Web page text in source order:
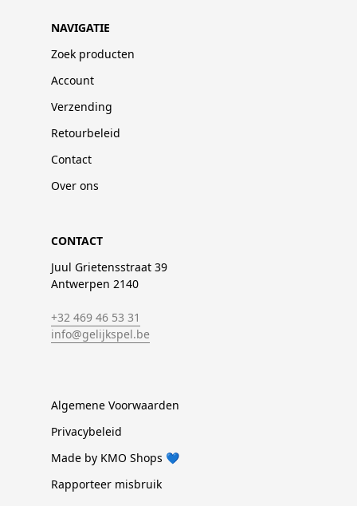
NAVIGATIE
Zoek producten
Account
Verzending
Retourbeleid
Contact
Over ons
CONTACT
Juul Grietensstraat 39
Antwerpen 2140
+32 469 46 53 31
info@gelijkspel.be
Algemene Voorwaarden
Privacybeleid
Made by KMO Shops 💙
Rapporteer misbruik